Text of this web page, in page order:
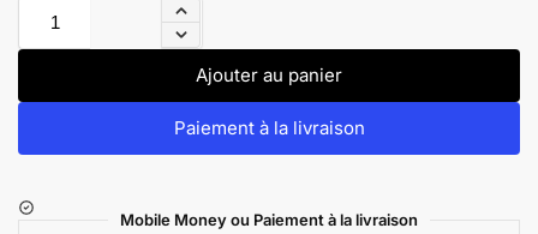
Ajouter au panier
Paiement à la livraison
Mobile Money ou Paiement à la livraison